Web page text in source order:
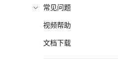
常见问题
视频帮助
文档下载